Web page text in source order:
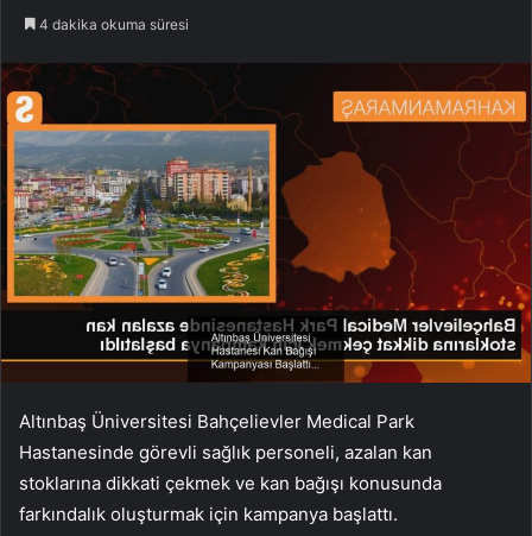
4 dakika okuma süresi
Altınbaş Üniversitesi Bahçelievler Medical Park
Hastanesinde görevli sağlık personeli, azalan kan
stoklarına dikkati çekmek ve kan bağışı konusunda
farkındalık oluşturmak için kampanya başlattı.